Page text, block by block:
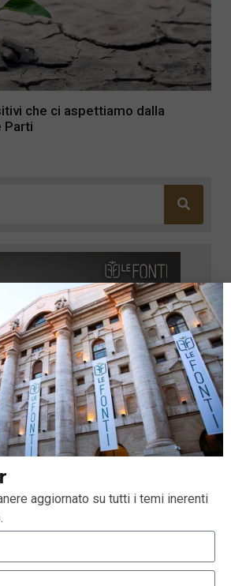
che ci aspettiamo dalla
Parti
aggiornato su tutti i temi inerenti